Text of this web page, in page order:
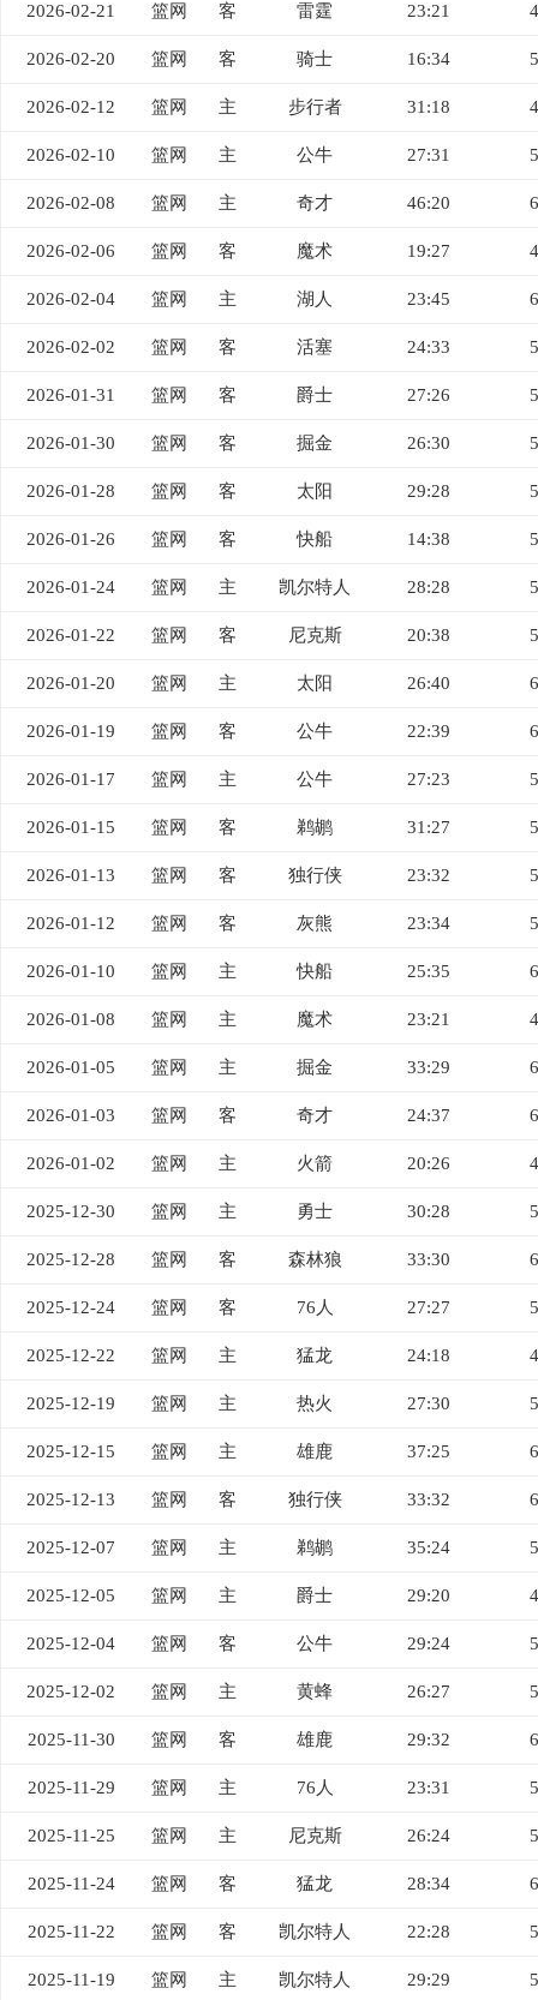
2026-02-21 篮网 客 雷霆 23:21
2026-02-20 篮网 客 骑士 16:34
2026-02-12 篮网 主 步行者 31:18
2026-02-10 篮网 主 公牛 27:31
2026-02-08 篮网 主 奇才 46:20
2026-02-06 篮网 客 魔术 19:27
2026-02-04 篮网 主 湖人 23:45
2026-02-02 篮网 客 活塞 24:33
2026-01-31 篮网 客 爵士 27:26
2026-01-30 篮网 客 掘金 26:30
2026-01-28 篮网 客 太阳 29:28
2026-01-26 篮网 客 快船 14:38
2026-01-24 篮网 主 凯尔特人 28:28
2026-01-22 篮网 客 尼克斯 20:38
2026-01-20 篮网 主 太阳 26:40
2026-01-19 篮网 客 公牛 22:39
2026-01-17 篮网 主 公牛 27:23
2026-01-15 篮网 客 鹈鹕 31:27
2026-01-13 篮网 客 独行侠 23:32
2026-01-12 篮网 客 灰熊 23:34
2026-01-10 篮网 主 快船 25:35
2026-01-08 篮网 主 魔术 23:21
2026-01-05 篮网 主 掘金 33:29
2026-01-03 篮网 客 奇才 24:37
2026-01-02 篮网 主 火箭 20:26
2025-12-30 篮网 主 勇士 30:28
2025-12-28 篮网 客 森林狼 33:30
2025-12-24 篮网 客 76人 27:27
2025-12-22 篮网 主 猛龙 24:18
2025-12-19 篮网 主 热火 27:30
2025-12-15 篮网 主 雄鹿 37:25
2025-12-13 篮网 客 独行侠 33:32
2025-12-07 篮网 主 鹈鹕 35:24
2025-12-05 篮网 主 爵士 29:20
2025-12-04 篮网 客 公牛 29:24
2025-12-02 篮网 主 黄蜂 26:27
2025-11-30 篮网 客 雄鹿 29:32
2025-11-29 篮网 主 76人 23:31
2025-11-25 篮网 主 尼克斯 26:24
2025-11-24 篮网 客 猛龙 28:34
2025-11-22 篮网 客 凯尔特人 22:28
2025-11-19 篮网 主 凯尔特人 29:29